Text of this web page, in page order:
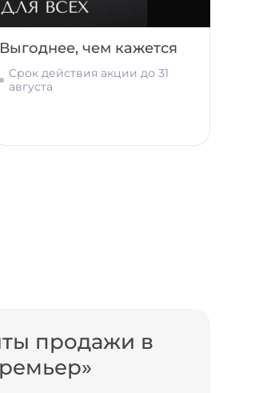
Выгоднее, чем кажется
Срок действия акции до 31
августа
продажи в